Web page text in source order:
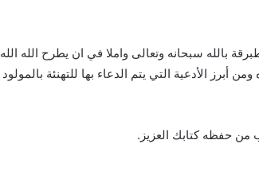
بالله سبحانه وتعالى واملا في ان يطرح الله الله
أبرز الأدعية التي يتم الدعاء بها للتهنئة بالمولود
من حفظه كتابك العزيز.